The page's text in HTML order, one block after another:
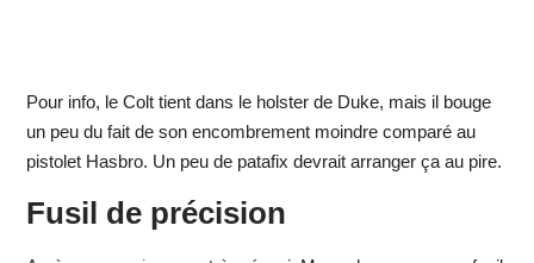
Pour info, le Colt tient dans le holster de Duke, mais il bouge
un peu du fait de son encombrement moindre comparé au
pistolet Hasbro. Un peu de patafix devrait arranger ça au pire.
Fusil de précision